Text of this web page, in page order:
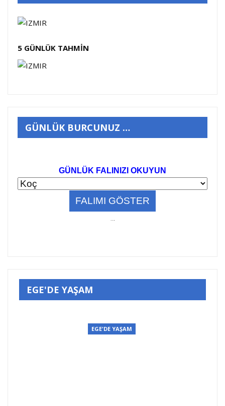
5 GÜNLÜK TAHMİN
GÜNLÜK BURCUNUZ …
GÜNLÜK FALINIZI OKUYUN
EGE'DE YAŞAM
EGE'DE YAŞAM